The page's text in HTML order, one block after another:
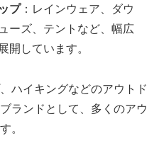
プ：レインウェア、ダウ
ーズ、テントなど、幅広
開しています。
ハイキングなどのアウトド
ランドとして、多くのアウ
。